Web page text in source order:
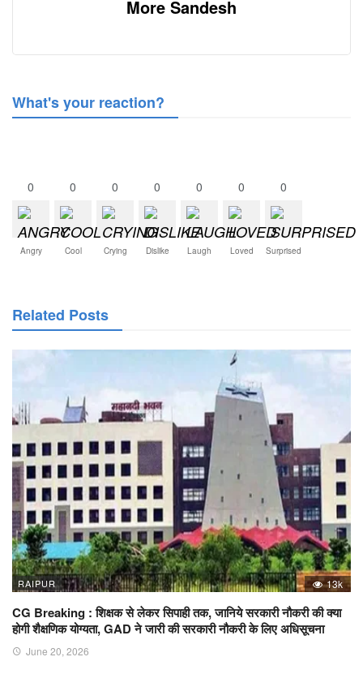
More Sandesh
What's your reaction?
0
Angry
0
Cool
0
Crying
0
Dislike
0
Laugh
0
Loved
0
Surprised
Related Posts
RAIPUR 13k
CG Breaking : शिक्षक से लेकर सिपाही तक, जानिये सरकारी नौकरी की क्या
होगी शैक्षणिक योग्यता, GAD ने जारी की सरकारी नौकरी के लिए अधिसूचना
June 20, 2026